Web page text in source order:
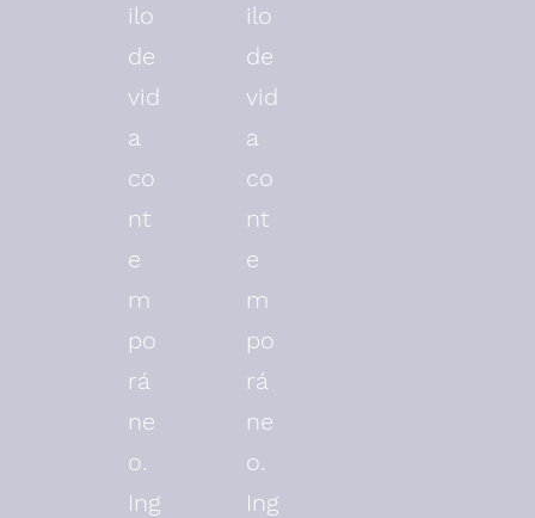
ilo
de
vid
a
co
nt
e
m
po
rá
ne
o.
Ing
ilo
de
vid
a
co
nt
e
m
po
rá
ne
o.
Ing